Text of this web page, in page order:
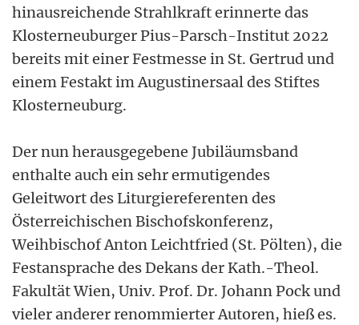
hinausreichende Strahlkraft erinnerte das
Klosterneuburger Pius-Parsch-Institut 2022
bereits mit einer Festmesse in St. Gertrud und
einem Festakt im Augustinersaal des Stiftes
Klosterneuburg.
Der nun herausgegebene Jubiläumsband
enthalte auch ein sehr ermutigendes
Geleitwort des Liturgiereferenten des
Österreichischen Bischofskonferenz,
Weihbischof Anton Leichtfried (St. Pölten), die
Festansprache des Dekans der Kath.-Theol.
Fakultät Wien, Univ. Prof. Dr. Johann Pock und
vieler anderer renommierter Autoren, hieß es.